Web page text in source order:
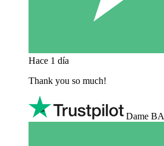
Hace 1 día
Thank you so much!
Dame BA